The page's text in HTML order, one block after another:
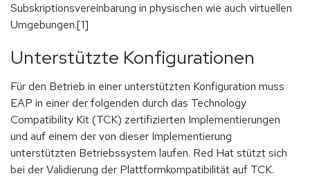
Subskriptionsvereinbarung in physischen wie auch virtuellen
Umgebungen.[1]
Unterstützte Konfigurationen
Für den Betrieb in einer unterstützten Konfiguration muss
EAP in einer der folgenden durch das Technology
Compatibility Kit (TCK) zertifizierten Implementierungen
und auf einem der von dieser Implementierung
unterstützten Betriebssystem laufen. Red Hat stützt sich
bei der Validierung der Plattformkompatibilität auf TCK.